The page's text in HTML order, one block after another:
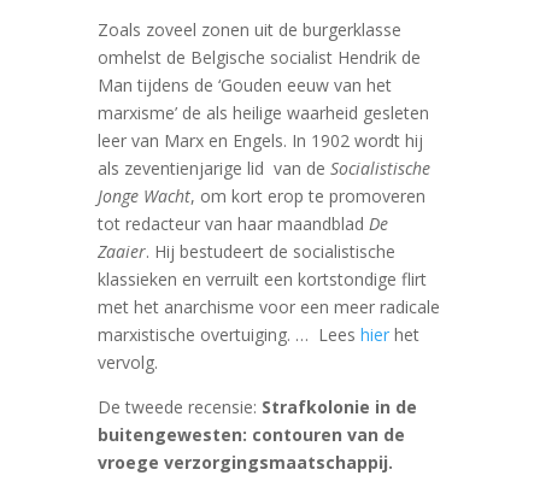
Zoals zoveel zonen uit de burgerklasse
omhelst de Belgische socialist Hendrik de
Man tijdens de ‘Gouden eeuw van het
marxisme’ de als heilige waarheid gesleten
leer van Marx en Engels. In 1902 wordt hij
als zeventienjarige lid van de Socialistische
Jonge Wacht, om kort erop te promoveren
tot redacteur van haar maandblad De
Zaaier. Hij bestudeert de socialistische
klassieken en verruilt een kortstondige flirt
met het anarchisme voor een meer radicale
marxistische overtuiging. … Lees hierhet
vervolg.
De tweede recensie: Strafkolonie in de
buitengewesten: contouren van de
vroege verzorgingsmaatschappij.